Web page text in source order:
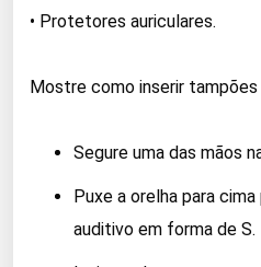
• Protetores auriculares.
Mostre como inserir tampões
Segure uma das mãos
Puxe a orelha para
auditivo em forma de S.